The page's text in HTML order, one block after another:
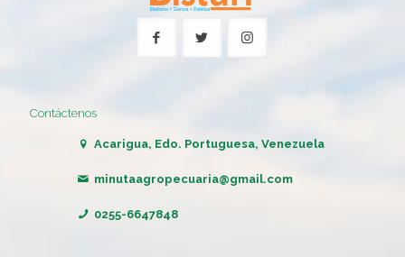
Contáctenos
Acarigua, Edo. Portuguesa, Venezuela
minutaagropecuaria@gmail.com
0255-6647848